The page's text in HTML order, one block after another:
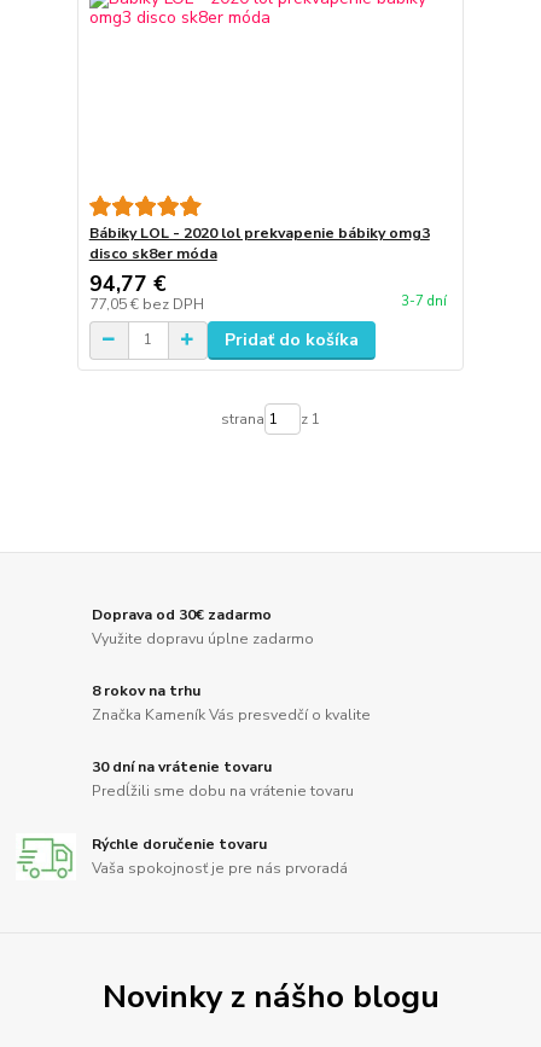
Bábiky LOL - 2020 lol prekvapenie bábiky omg3
disco sk8er móda
94,77 €
77,05 € bez DPH 3-7 dní
Pridať do košíka
strana z 1
Doprava od 30€ zadarmo
Využite dopravu úplne zadarmo
8 rokov na trhu
Značka Kameník Vás presvedčí o kvalite
30 dní na vrátenie tovaru
Predĺžili sme dobu na vrátenie tovaru
Rýchle doručenie tovaru
Vaša spokojnosť je pre nás prvoradá
Novinky z nášho blogu